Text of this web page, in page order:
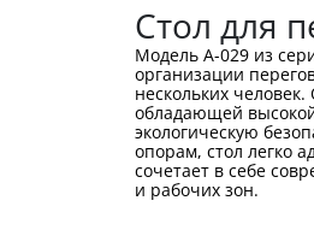
Стол для
Модель А-029 из
организации
нескольких
обладающей
экологическую
опорам, стол легко
сочетает в себе
и рабочих зон.